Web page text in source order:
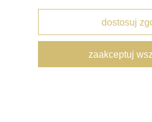
pokaż pełną
Sklep internetowy
dostosuj
zaakceptuj